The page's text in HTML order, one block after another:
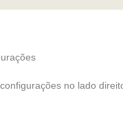
no lado